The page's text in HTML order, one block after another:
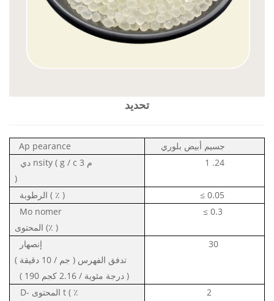
تحديد
Ap pearance
جسيم أبيض بلوري
دي nsity ( g / c م 3
)
1 .24
الرطوبة( ٪) ≤0.05
Mo nomer
(٪ )
≤ 0.3
إنصهار
تدفق الفهرس ( جم / 10 دقيقة
)
( 190 درجة مئوية / 2.16 كجم)
30
t ( ٪
2